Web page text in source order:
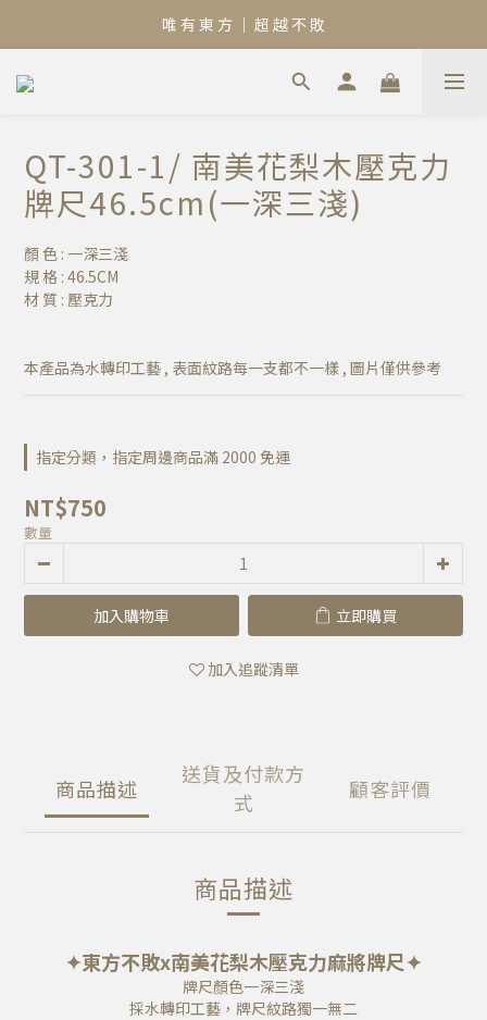
唯 有 東 方 ｜ 超 越 不 敗
QT-301-1/ 南美花梨木壓克力
牌尺46.5cm(一深三淺)
顏 色 : 一深三淺
規 格 : 46.5CM
材 質 : 壓克力
本產品為水轉印工藝 , 表面紋路每一支都不一樣 , 圖片僅供參考
指定分類，指定周邊商品滿 2000 免運
NT$750
數量
加入購物車 立即購買
加入追蹤清單
商品描述
送貨及付款方
式
顧客評價
商品描述
✦東方不敗x南美花梨木壓克力麻將牌尺✦
牌尺顏色一深三淺
採水轉印工藝，牌尺紋路獨一無二